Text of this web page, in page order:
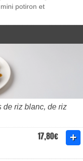
potiron et
de riz blanc, de riz
17,80€